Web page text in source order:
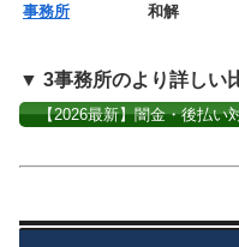
事務所
和解
▼ 3事務所のより詳しい
【2026最新】闇金・後払い